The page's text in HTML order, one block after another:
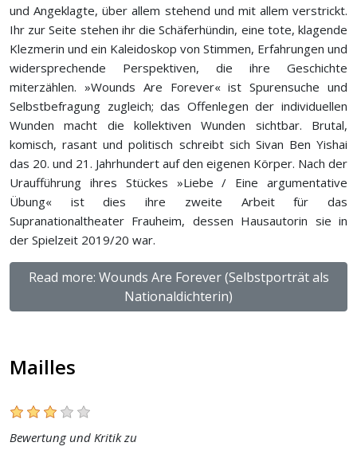
und Angeklagte, über allem stehend und mit allem verstrickt.
Ihr zur Seite stehen ihr die Schäferhündin, eine tote, klagende
Klezmerin und ein Kaleidoskop von Stimmen, Erfahrungen und
widersprechende Perspektiven, die ihre Geschichte
miterzählen. »Wounds Are Forever« ist Spurensuche und
Selbstbefragung zugleich; das Offenlegen der individuellen
Wunden macht die kollektiven Wunden sichtbar. Brutal,
komisch, rasant und politisch schreibt sich Sivan Ben Yishai
das 20. und 21. Jahrhundert auf den eigenen Körper. Nach der
Uraufführung ihres Stückes »Liebe / Eine argumentative
Übung« ist dies ihre zweite Arbeit für das
Supranationaltheater Frauheim, dessen Hausautorin sie in
der Spielzeit 2019/20 war.
Read more: Wounds Are Forever (Selbstporträt als
Nationaldichterin)
Mailles
Bewertung und Kritik zu